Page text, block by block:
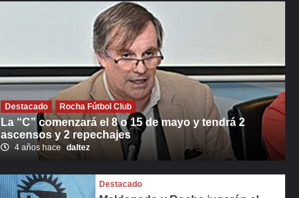
Destacado Rocha Fútbol Club
La “C” comenzará el 8 o 15 de mayo y tendrá 2
ascensos y 2 repechajes
4 años hace daltez
Destacado